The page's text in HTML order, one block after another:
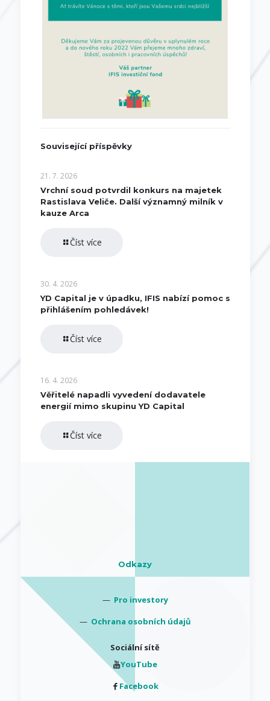
Související příspěvky
21. 7. 2026
Vrchní soud potvrdil konkurs na majetek
Rastislava Veliče. Další významný milník v
kauze Arca
Číst více
30. 4. 2026
YD Capital je v úpadku, IFIS nabízí pomoc s
přihlášením pohledávek!
Číst více
16. 4. 2026
Věřitelé napadli vyvedení dodavatele
energií mimo skupinu YD Capital
Číst více
Odkazy
— Pro investory
— Ochrana osobních údajů
Sociální sítě
YouTube
Facebook